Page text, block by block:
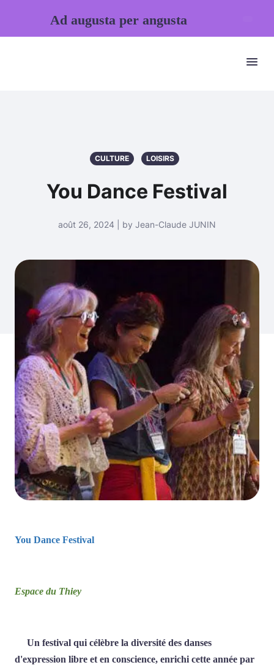
CULTURE LOISIRS
You Dance Festival
août 26, 2024 | by Jean-Claude JUNIN
You Dance Festival
Espace du Thiey
Un festival qui célèbre la diversité des danses
d'expression libre et en conscience, enrichi cette année par
Ad augusta per angusta